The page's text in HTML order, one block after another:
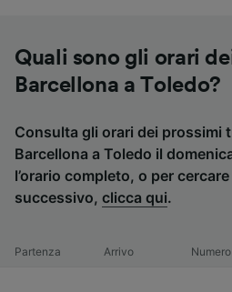
Quali sono gli orari
Barcellona a Toledo?
Consulta gli orari dei prossimi
Barcellona a Toledo il
l’orario completo, o per
successivo, clicca qui.
Partenza Arrivo